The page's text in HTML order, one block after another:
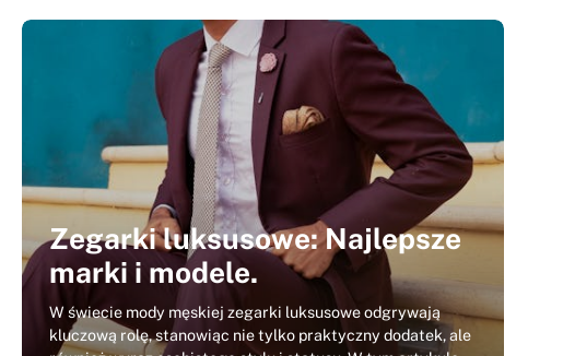
Zegarki luksusowe: Najlepsze
marki i modele.
W świecie mody męskiej zegarki luksusowe odgrywają
kluczową rolę, stanowiąc nie tylko praktyczny dodatek, ale